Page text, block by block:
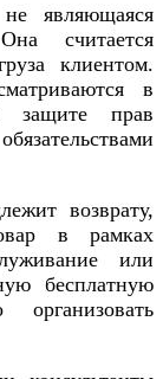
являющаяся
считается
клиентом.
в
защите прав
возврату,
в рамках
или
бесплатную